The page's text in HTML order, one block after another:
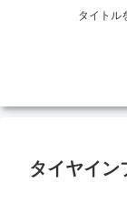
タイトル
タイヤイ